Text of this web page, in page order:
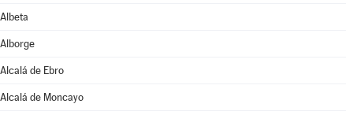
Albeta
Alborge
Alcalá de Ebro
Alcalá de Moncayo